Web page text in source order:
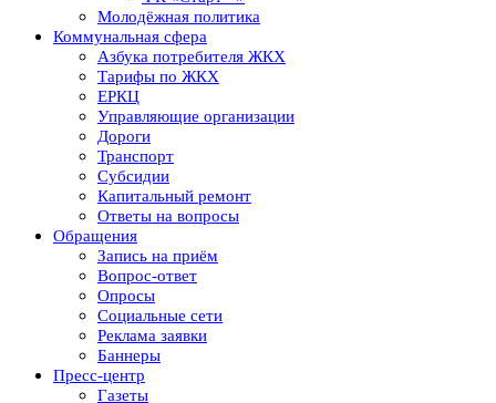
Молодёжная политика
Коммунальная сфера
Азбука потребителя ЖКХ
Тарифы по ЖКХ
ЕРКЦ
Управляющие организации
Дороги
Транспорт
Субсидии
Капитальный ремонт
Ответы на вопросы
Обращения
Запись на приём
Вопрос-ответ
Опросы
Социальные сети
Реклама заявки
Баннеры
Пресс-центр
Газеты